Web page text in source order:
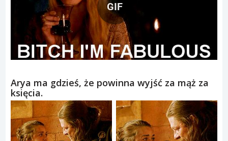
GIF
Arya ma gdzieś, że powinna wyjść za mąż za
księcia.